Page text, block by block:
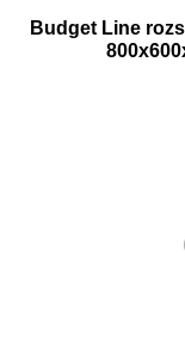
Budget Line